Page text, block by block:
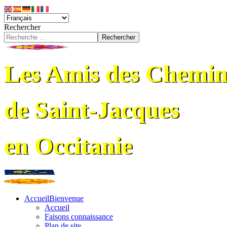
Rechercher
Rechercher
Les Amis des
de Saint-Jacques
en Occitanie
AccueilBienvenue
Accueil
Faisons connaissance